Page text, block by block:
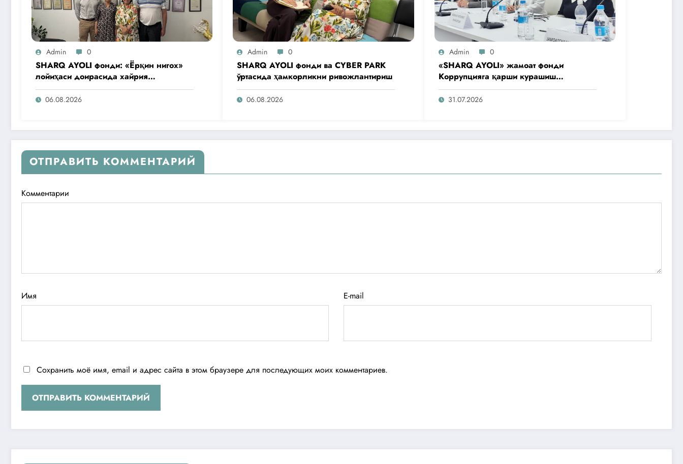
Admin 0
SHARQ AYOLI фонди: «Ёрқин нигох»
лойиҳаси доирасида хайрия
операциялари ўтказилади
06.08.2026
Admin 0
SHARQ AYOLI фонди ва CYBER PARK
ўртасида ҳамкорликни ривожлантириш
06.08.2026
Admin 0
«SHARQ AYOLI» жамоат фонди
Коррупцияга қарши курашиш
агентлигидаги жамоат эшитувида
ташаббусларини тақдим этди
31.07.2026
ОТПРАВИТЬ КОММЕНТАРИЙ
Комментарии
Имя E-mail
Сохранить моё имя, email и адрес сайта в этом браузере для последующих моих комментариев.